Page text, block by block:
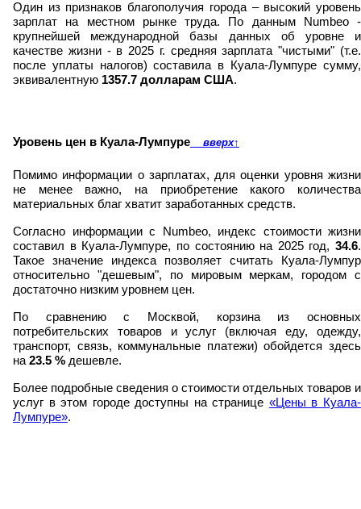
Один из признаков благополучия города – высокий уровень
зарплат на местном рынке труда. По данным Numbeo -
крупнейшей международной базы данных об уровне и
качестве жизни - в 2025 г. средняя зарплата "чистыми" (т.е.
после уплаты налогов) составила в Куала-Лумпуре сумму,
эквивалентную 1357.7 долларам США.
Уровень цен в Куала-Лумпуре вверх↑
Помимо информации о зарплатах, для оценки уровня жизни
не менее важно, на приобретение какого количества
материальных благ хватит заработанных средств.
Согласно информации с Numbeo, индекс стоимости жизни
составил в Куала-Лумпуре, по состоянию на 2025 год, 34.6.
Такое значение индекса позволяет считать Куала-Лумпур
относительно "дешевым", по мировым меркам, городом с
достаточно низким уровнем цен.
По сравнению с Москвой, корзина из основных
потребительских товаров и услуг (включая еду, одежду,
транспорт, связь, коммунальные платежи) обойдется здесь
на23.5 % дешевле.
Более подробные сведения о стоимости отдельных товаров и
услуг в этом городе доступны на странице «Цены в Куала-
Лумпуре».